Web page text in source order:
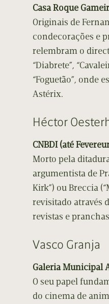
Casa Roque
Originais de
condecorações e
relembram o
“Diabrete”,
“Foguetão”, onde
Astérix.
Héctor
CNBDI (até
Morto pela
argumentista de
Kirk”) ou Breccia
revisitado através
revistas e
Vasco Granja
Galeria Municipal
O seu papel
do cinema de